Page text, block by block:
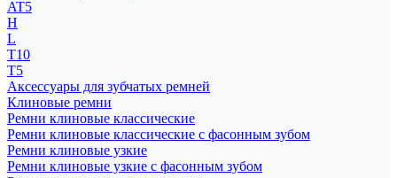
AT5
H
L
T10
T5
Аксессуары для зубчатых ремней
Клиновые ремни
Ремни клиновые классические
Ремни клиновые классические с фасонным зубом
Ремни клиновые узкие
Ремни клиновые узкие с фасонным зубом